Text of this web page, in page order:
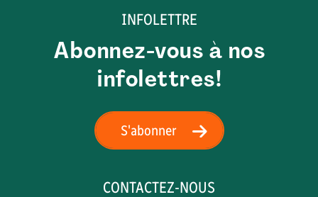
INFOLETTRE
Abonnez-vous à nos
infolettres!
S'abonner
CONTACTEZ-NOUS